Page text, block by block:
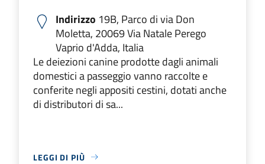
Indirizzo 19B, Parco di via Don
Moletta, 20069 Via Natale Perego
Vaprio d'Adda, Italia
Le deiezioni canine prodotte dagli animali
domestici a passeggio vanno raccolte e
conferite negli appositi cestini, dotati anche
di distributori di sa...
LEGGI DI PIÙ